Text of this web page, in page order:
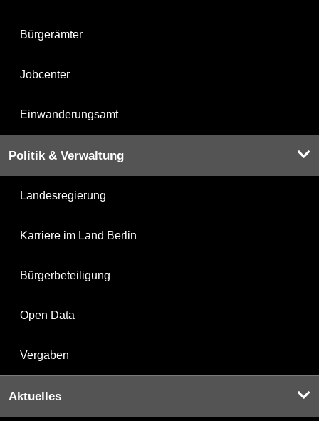
Bürgerämter
Jobcenter
Einwanderungsamt
Politik & Verwaltung
Landesregierung
Karriere im Land Berlin
Bürgerbeteiligung
Open Data
Vergaben
Aktuelles